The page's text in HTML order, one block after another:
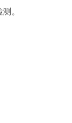
。